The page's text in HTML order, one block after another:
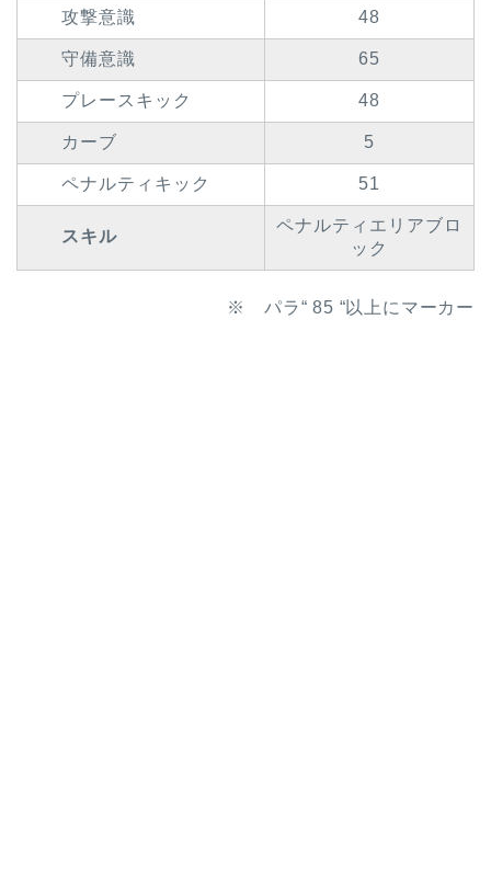
攻撃意識 48
守備意識 65
プレースキック 48
カーブ 5
ペナルティキック 51
スキル
ペナルティエリアブロ
ック
※ パラ“ 85 “以上にマーカー